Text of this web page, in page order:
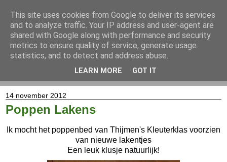
14 november 2012
Poppen Lakens
Ik mocht het poppenbed van Thijmen's Kleuterklas voorzien
van nieuwe lakentjes
Een leuk klusje natuurlijk!
This site uses cookies from Google to deliver its services
and to analyze traffic. Your IP address and user-agent are
shared with Google along with performance and security
metrics to ensure quality of service, generate usage
statistics, and to detect and address abuse.
LEARN MORE GOT IT